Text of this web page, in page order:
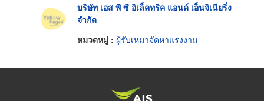
บริษัท เอส พี ซี อิเล็คทริค แอนด์ เอ็นจิเนียริ่ง
จำกัด
หมวดหมู่ : ผู้รับเหมาจัดหาแรงงาน